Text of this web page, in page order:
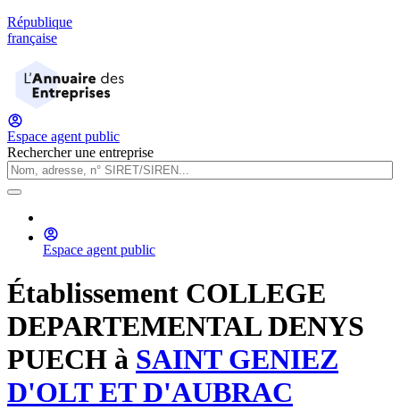
République
française
Espace agent public
Rechercher une entreprise
Espace agent public
Établissement COLLEGE
DEPARTEMENTAL DENYS
PUECH à SAINT GENIEZ
D'OLT ET D'AUBRAC